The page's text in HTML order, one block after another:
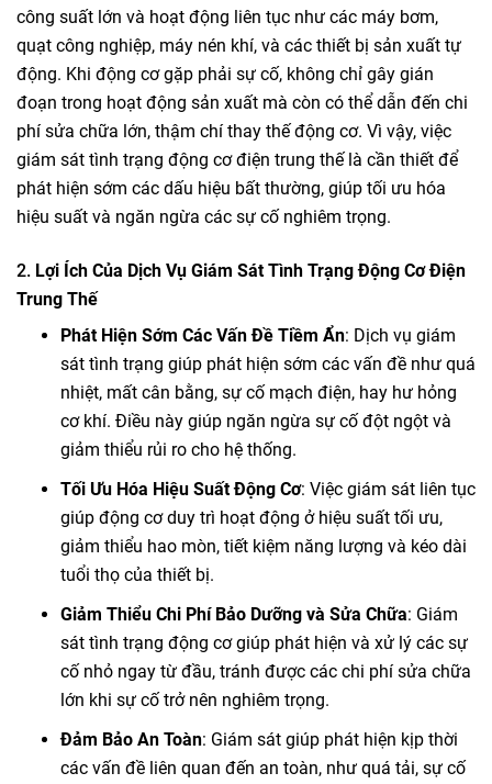
công suất lớn và hoạt động liên tục như các máy bơm,
quạt công nghiệp, máy nén khí, và các thiết bị sản xuất tự
động. Khi động cơ gặp phải sự cố, không chỉ gây gián
đoạn trong hoạt động sản xuất mà còn có thể dẫn đến chi
phí sửa chữa lớn, thậm chí thay thế động cơ. Vì vậy, việc
giám sát tình trạng động cơ điện trung thế là cần thiết để
phát hiện sớm các dấu hiệu bất thường, giúp tối ưu hóa
hiệu suất và ngăn ngừa các sự cố nghiêm trọng.
2. Lợi Ích Của Dịch Vụ Giám Sát Tình Trạng Động Cơ Điện
Trung Thế
Phát Hiện Sớm Các Vấn Đề Tiềm Ẩn: Dịch vụ giám
sát tình trạng giúp phát hiện sớm các vấn đề như quá
nhiệt, mất cân bằng, sự cố mạch điện, hay hư hỏng
cơ khí. Điều này giúp ngăn ngừa sự cố đột ngột và
giảm thiểu rủi ro cho hệ thống.
Tối Ưu Hóa Hiệu Suất Động Cơ: Việc giám sát liên tục
giúp động cơ duy trì hoạt động ở hiệu suất tối ưu,
giảm thiểu hao mòn, tiết kiệm năng lượng và kéo dài
tuổi thọ của thiết bị.
Giảm Thiểu Chi Phí Bảo Dưỡng và Sửa Chữa: Giám
sát tình trạng động cơ giúp phát hiện và xử lý các sự
cố nhỏ ngay từ đầu, tránh được các chi phí sửa chữa
lớn khi sự cố trở nên nghiêm trọng.
Đảm Bảo An Toàn: Giám sát giúp phát hiện kịp thời
các vấn đề liên quan đến an toàn, như quá tải, sự cố